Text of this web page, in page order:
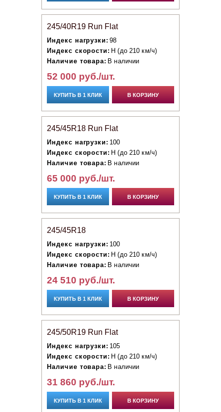
245/40R19 Run Flat
Индекс нагрузки: 98
Индекс скорости: H (до 210 км/ч)
Наличие товара: В наличии
52 000 руб./шт.
КУПИТЬ В 1 КЛИК В КОРЗИНУ
245/45R18 Run Flat
Индекс нагрузки: 100
Индекс скорости: H (до 210 км/ч)
Наличие товара: В наличии
65 000 руб./шт.
КУПИТЬ В 1 КЛИК В КОРЗИНУ
245/45R18
Индекс нагрузки: 100
Индекс скорости: H (до 210 км/ч)
Наличие товара: В наличии
24 510 руб./шт.
КУПИТЬ В 1 КЛИК В КОРЗИНУ
245/50R19 Run Flat
Индекс нагрузки: 105
Индекс скорости: H (до 210 км/ч)
Наличие товара: В наличии
31 860 руб./шт.
КУПИТЬ В 1 КЛИК В КОРЗИНУ